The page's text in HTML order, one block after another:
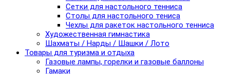
Сетки для настольного тенниса
Столы для настольного тениса
Чехлы для ракеток настольного тенниса
Художественная гимнастика
Шахматы / Нарды / Шашки / Лото
Товары для туризма и отдыха
Газовые лампы, горелки и газовые баллоны
Гамаки